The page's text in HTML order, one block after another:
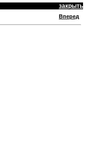
закрыть
Вперед